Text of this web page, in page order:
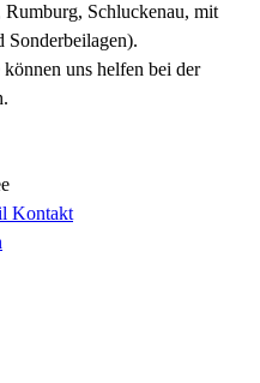
Schluckenau, mit
Sonderbeilagen).
uns helfen bei der
KontaktOpens